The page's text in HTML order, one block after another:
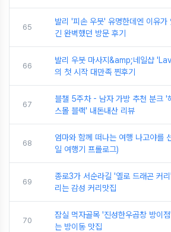
65
발리 '피손 우붓' 유명한데엔 이유
긴 완벽했던 방문 후기
66
발리 우붓 마사지&amp;네일샵
의 첫 시작 대만족 찐후기
67
블챌 5주차 - 남자 가방 추천 분크 '
스몰 블랙' 내돈내산 리뷰
68
엄마와 함께 떠나는 여행 나고야를
일 여행기 프롤로그)
69
종로3가 서순라길 '옐로 드래곤 커
리는 감성 커리맛집
70
잠실 먹자골목 '진성한우곱창 방이
는 방이동 맛집